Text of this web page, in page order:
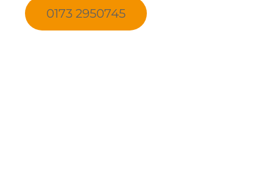
0173 2950745